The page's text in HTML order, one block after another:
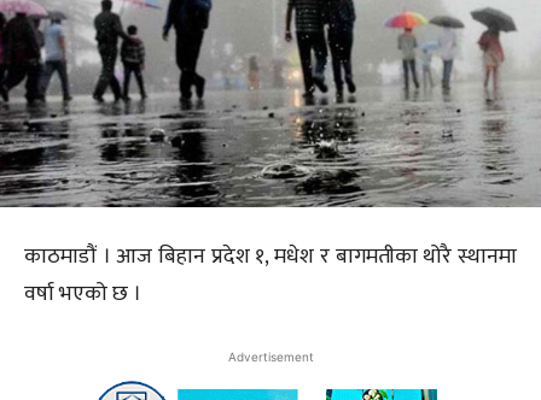
काठमाडौं । आज बिहान प्रदेश १, मधेश र बागमतीका थोरै स्थानमा
वर्षा भएको छ ।
Advertisement